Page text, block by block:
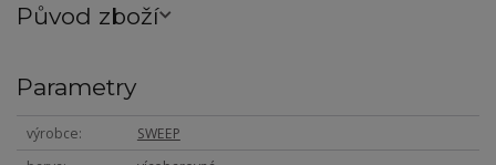
Původ zboží
Parametry
výrobce
SWEEP